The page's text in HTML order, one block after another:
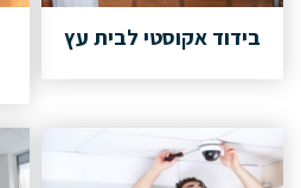
בידוד אקוסטי לבית עץ